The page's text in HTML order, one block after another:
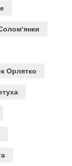
Орлятко